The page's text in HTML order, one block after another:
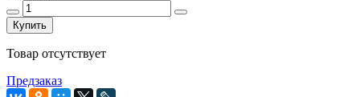
Купить
Товар отсутствует
Предзаказ